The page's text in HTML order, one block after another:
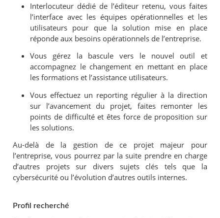
Interlocuteur dédié de l’éditeur retenu, vous faites
l’interface avec les équipes opérationnelles et les
utilisateurs pour que la solution mise en place
réponde aux besoins opérationnels de l’entreprise.
Vous gérez la bascule vers le nouvel outil et
accompagnez le changement en mettant en place
les formations et l’assistance utilisateurs.
Vous effectuez un reporting régulier à la direction
sur l’avancement du projet, faites remonter les
points de difficulté et êtes force de proposition sur
les solutions.
Au-delà de la gestion de ce projet majeur pour
l’entreprise, vous pourrez par la suite prendre en charge
d’autres projets sur divers sujets clés tels que la
cybersécurité ou l’évolution d’autres outils internes.
Profil recherché